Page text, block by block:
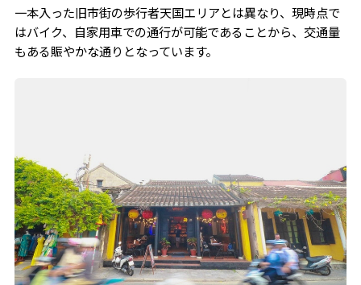
一本入った旧市街の歩行者天国エリアとは異なり、現時点で
はバイク、自家用車での通行が可能であることから、交通量
もある賑やかな通りとなっています。